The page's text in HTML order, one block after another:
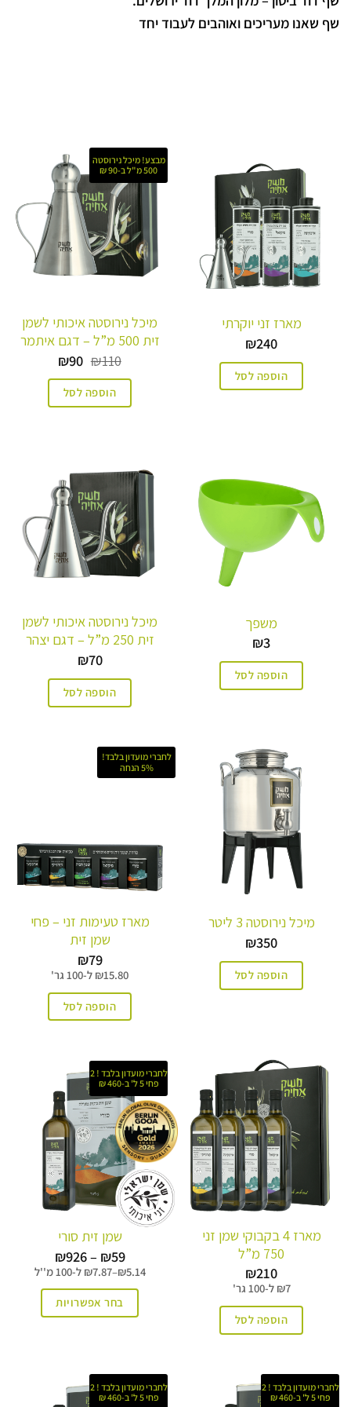
שף שאנו מעריכים ואוהבים לעבוד יחד
מארז זני יוקרתי
₪240
הוספה לסל
מבצע! מיכל נירוסטה
500 מ"ל ב-90 ₪
מיכל נירוסטה איכותי לשמן
זית 500 מ”ל – דגם איתמר
₪110 המחיר
היה:
₪110.
₪90 המחיר
הוא:
₪90. הוספה לסל
משפך
₪3
הוספה לסל
מיכל נירוסטה איכותי לשמן
זית 250 מ”ל – דגם יצהר
₪70
הוספה לסל
מיכל נירוסטה 3 ליטר
₪350
הוספה לסל
לחברי מועדון בלבד!
5% הנחה
מארז טעימות זני – פחי
שמן זית
₪79
₪15.80 ל-100 גר'
הוספה לסל
מארז 4 בקבוקי שמן זני
750 מ”ל
₪210
₪7 ל-100 גר'
הוספה לסל
לחברי מועדון בלבד ! 2
פחי 5 ל' ב-460 ₪
שמן זית סורי
₪59
–
₪926
מחירים:
עד
⁦₪926⁩
₪5.14
–
₪7.87 ל-100 מ''ל
בחר אפשרויות
יש
מספר
לחברי מועדון בלבד ! 2
פחי 5 ל' ב-460 ₪
לחברי מועדון בלבד ! 2
פחי 5 ל' ב-460 ₪